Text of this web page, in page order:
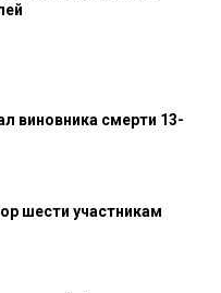
виновника смерти 13-
шести участникам